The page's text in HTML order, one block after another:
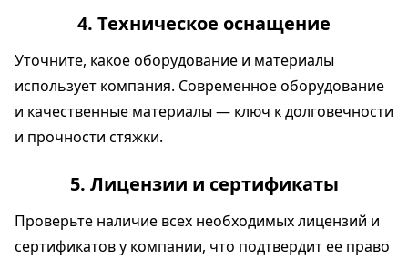
4. Техническое оснащение
Уточните, какое оборудование и материалы
использует компания. Современное оборудование
и качественные материалы — ключ к долговечности
и прочности стяжки.
5. Лицензии и сертификаты
Проверьте наличие всех необходимых лицензий и
сертификатов у компании, что подтвердит ее право